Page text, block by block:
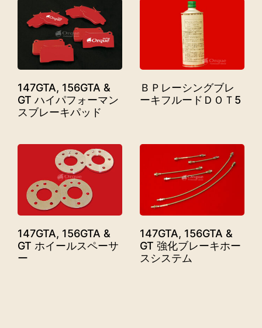
147GTA, 156GTA &
GT ハイパフォーマン
スブレーキパッド
ＢＰレーシングブレ
ーキフルードＤＯＴ5
147GTA, 156GTA &
GT ホイールスペーサ
ー
147GTA, 156GTA &
GT 強化ブレーキホー
スシステム